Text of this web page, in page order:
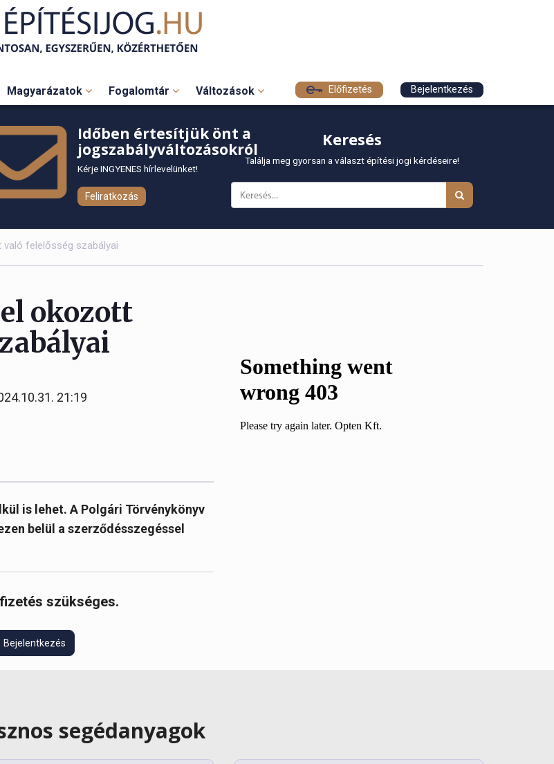
Magyarázatok Fogalomtár Változások Előfizetés Bejelentkezés
Időben értesítjük önt a
jogszabályváltozásokról
Kérje INGYENES hírlevelünket!
Feliratkozás
Keresés
Találja meg gyorsan a választ építési jogi kérdéseire!
felelősség szabályai
okozott
21:19
is lehet. A Polgári Törvénykönyv
belül a szerződésszegéssel
szükséges.
Bejelentkezés
segédanyagok